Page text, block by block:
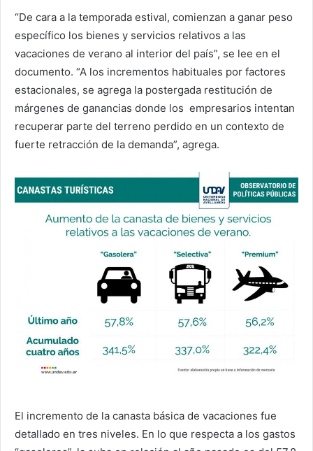
“De cara a la temporada estival, comienzan a ganar peso
específico los bienes y servicios relativos a las
vacaciones de verano al interior del país”, se lee en el
documento. “A los incrementos habituales por factores
estacionales, se agrega la postergada restitución de
márgenes de ganancias donde los empresarios intentan
recuperar parte del terreno perdido en un contexto de
fuerte retracción de la demanda”, agrega.
El incremento de la canasta básica de vacaciones fue
detallado en tres niveles. En lo que respecta a los gastos